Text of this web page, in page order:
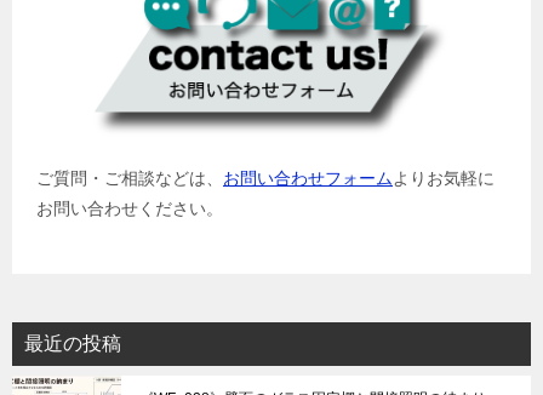
ご質問・ご相談などは、 お問い合わせフォームよりお気軽に
お問い合わせください。
最近の投稿